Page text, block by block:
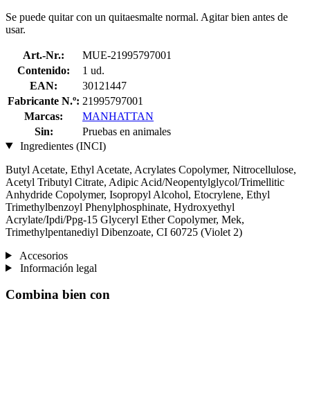
Se puede quitar con un quitaesmalte normal. Agitar bien antes de
usar.
Art.-Nr.:
MUE-21995797001
Contenido:
1 ud.
EAN:
30121447
Fabricante N.º: 21995797001
Marcas:
MANHATTAN
Sin:
Pruebas en animales
Ingredientes (INCI)
Butyl Acetate, Ethyl Acetate, Acrylates Copolymer, Nitrocellulose,
Acetyl Tributyl Citrate, Adipic Acid/Neopentylglycol/Trimellitic
Anhydride Copolymer, Isopropyl Alcohol, Etocrylene, Ethyl
Trimethylbenzoyl Phenylphosphinate, Hydroxyethyl
Acrylate/Ipdi/Ppg-15 Glyceryl Ether Copolymer, Mek,
Trimethylpentanediyl Dibenzoate, CI 60725 (Violet 2)
Accesorios
Información legal
Combina bien con